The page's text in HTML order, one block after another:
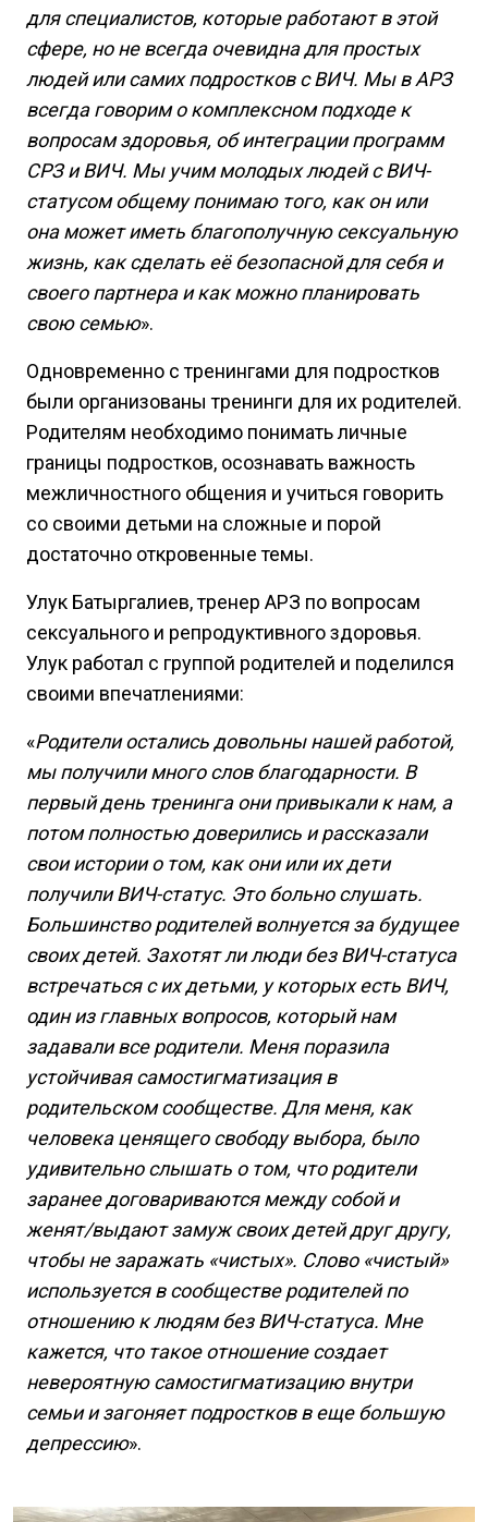
для специалистов, которые работают в этой
сфере, но не всегда очевидна для простых
людей или самих подростков с ВИЧ. Мы в АРЗ
всегда говорим о комплексном подходе к
вопросам здоровья, об интеграции программ
СРЗ и ВИЧ. Мы учим молодых людей с ВИЧ-
статусом общему понимаю того, как он или
она может иметь благополучную сексуальную
жизнь, как сделать её безопасной для себя и
своего партнера и как можно планировать
свою семью».
Одновременно с тренингами для подростков
были организованы тренинги для их родителей.
Родителям необходимо понимать личные
границы подростков, осознавать важность
межличностного общения и учиться говорить
со своими детьми на сложные и порой
достаточно откровенные темы.
Улук Батыргалиев, тренер АРЗ по вопросам
сексуального и репродуктивного здоровья.
Улук работал с группой родителей и поделился
своими впечатлениями:
«Родители остались довольны нашей работой,
мы получили много слов благодарности. В
первый день тренинга они привыкали к нам, а
потом полностью доверились и рассказали
свои истории о том, как они или их дети
получили ВИЧ-статус. Это больно слушать.
Большинство родителей волнуется за будущее
своих детей. Захотят ли люди без ВИЧ-статуса
встречаться с их детьми, у которых есть ВИЧ,
один из главных вопросов, который нам
задавали все родители. Меня поразила
устойчивая самостигматизация в
родительском сообществе. Для меня, как
человека ценящего свободу выбора, было
удивительно слышать о том, что родители
заранее договариваются между собой и
женят/выдают замуж своих детей друг другу,
чтобы не заражать «чистых». Слово «чистый»
используется в сообществе родителей по
отношению к людям без ВИЧ-статуса. Мне
кажется, что такое отношение создает
невероятную самостигматизацию внутри
семьи и загоняет подростков в еще большую
депрессию».